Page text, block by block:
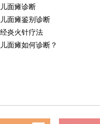
面瘫诊断
面瘫鉴别诊断
炎火针疗法
面瘫如何诊断？